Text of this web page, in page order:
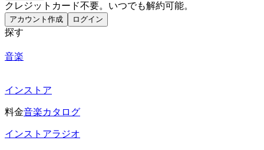
クレジットカード不要。いつでも解約可能。
アカウント作成 ログイン
探す
音楽
インストア
料金音楽カタログ
インストアラジオ